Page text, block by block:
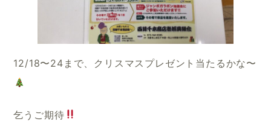
12/18〜24まで、クリスマスプレゼント当たるかな〜
乞うご期待